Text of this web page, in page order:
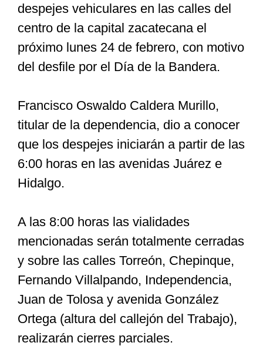
Especiales
Nacional
Cultura
Nosotros
despejes vehiculares en las calles del
centro de la capital zacatecana el
próximo lunes 24 de febrero, con motivo
del desfile por el Día de la Bandera.
Francisco Oswaldo Caldera Murillo,
titular de la dependencia, dio a conocer
que los despejes iniciarán a partir de las
6:00 horas en las avenidas Juárez e
Hidalgo.
A las 8:00 horas las vialidades
mencionadas serán totalmente cerradas
y sobre las calles Torreón, Chepinque,
Fernando Villalpando, Independencia,
Juan de Tolosa y avenida González
Ortega (altura del callejón del Trabajo),
realizarán cierres parciales.